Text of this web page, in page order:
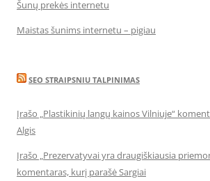
Šunų prekės internetu
Maistas šunims internetu – pigiau
SEO STRAIPSNIU TALPINIMAS
Įrašo „Plastikinių langų kainos Vilniuje“
Algis
Įrašo „Prezervatyvai yra draugiškiausia
komentaras, kurį parašė Sargiai